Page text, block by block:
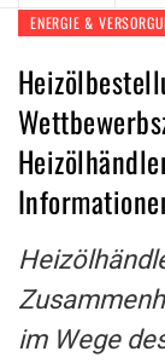
ENERGIE &
im Wege